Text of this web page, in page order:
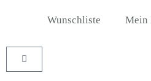
springen
Wunschliste Mein
Warenkorb